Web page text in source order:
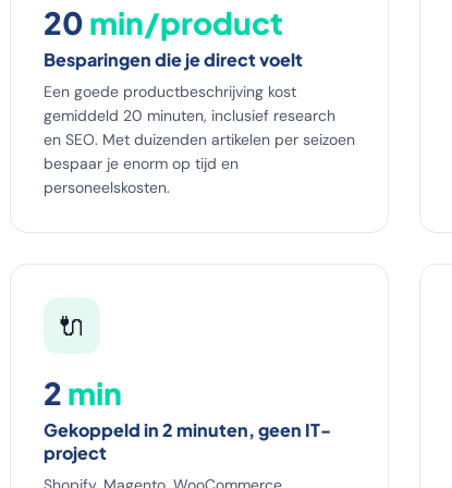
20 min/product
Besparingen die je direct voelt
Een goede productbeschrijving kost
gemiddeld 20 minuten, inclusief research
en SEO. Met duizenden artikelen per seizoen
bespaar je enorm op tijd en
personeelskosten.
🔌
2 min
Gekoppeld in 2 minuten, geen IT-
project